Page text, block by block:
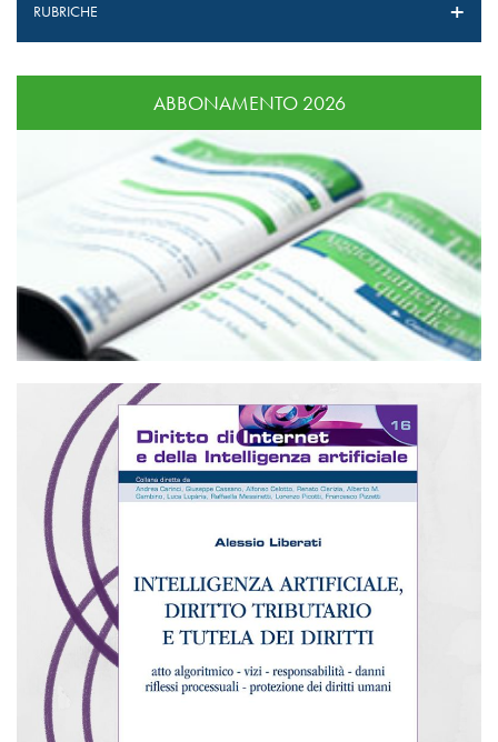
RUBRICHE
ABBONAMENTO 2026